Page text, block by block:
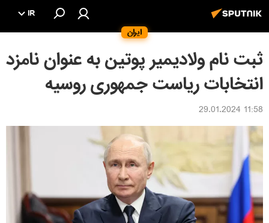
ایران
IR
ثبت نام ولادیمیر پوتین به عنوان نامزد
انتخابات ریاست جمهوری روسیه
11:58 29.01.2024